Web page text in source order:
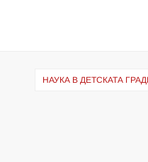
НАУКА В ДЕТСКАТА